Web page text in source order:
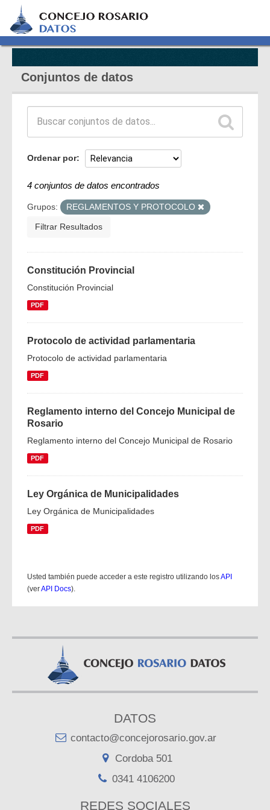
Conjuntos de datos
Ordenar por
4 conjuntos de datos encontrados
Grupos: REGLAMENTOS Y PROTOCOLO
Filtrar Resultados
Constitución Provincial
Constitución Provincial
PDF
Protocolo de actividad parlamentaria
Protocolo de actividad parlamentaria
PDF
Reglamento interno del Concejo Municipal de
Rosario
Reglamento interno del Concejo Municipal de Rosario
PDF
Ley Orgánica de Municipalidades
Ley Orgánica de Municipalidades
PDF
Usted también puede acceder a este registro utilizando losAPI
(verAPI Docs).
DATOS
contacto@concejorosario.gov.ar
Cordoba 501
0341 4106200
REDES SOCIALES